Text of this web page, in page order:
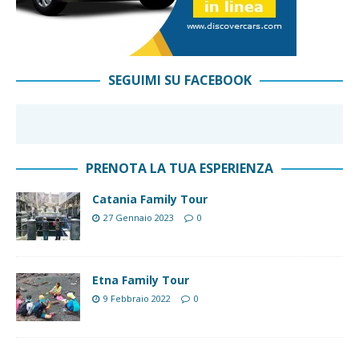
SEGUIMI SU FACEBOOK
PRENOTA LA TUA ESPERIENZA
Catania Family Tour
27 Gennaio 2023 0
Etna Family Tour
9 Febbraio 2022 0